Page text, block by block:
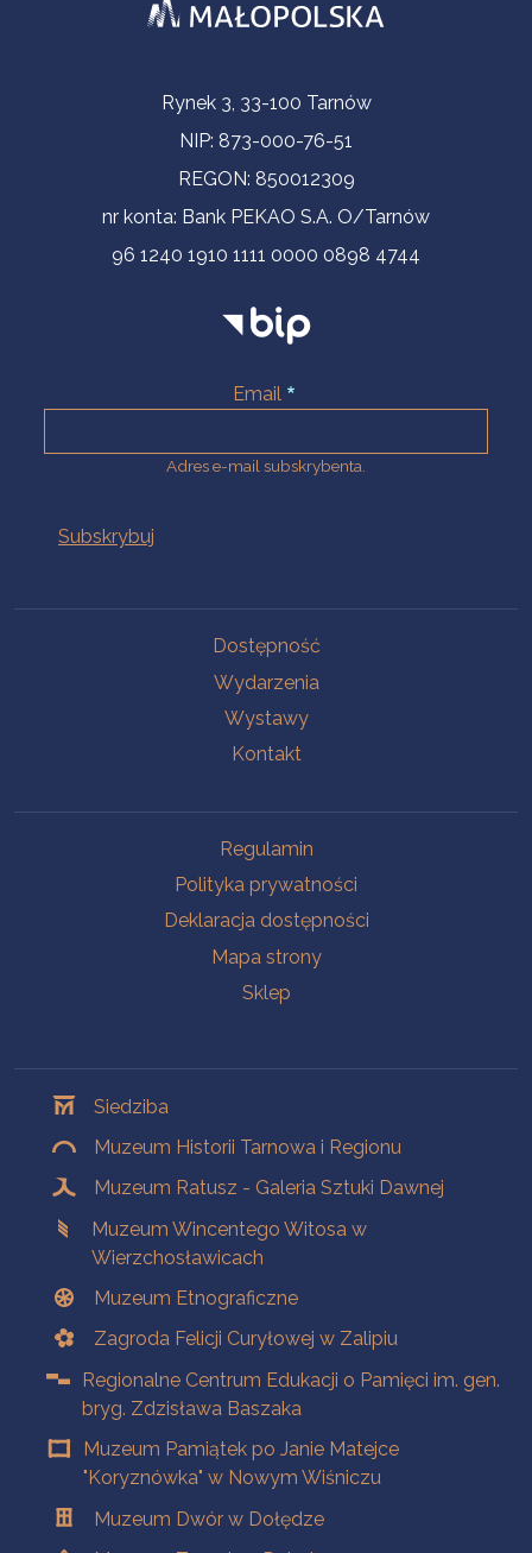
Informacje kontaktoweRynek 3, 33-100 Tarnów
NIP: 873-000-76-51
REGON: 850012309
nr konta: Bank PEKAO S.A. O/Tarnów
96 1240 1910 1111 0000 0898 4744
Email
Adres e-mail subskrybenta.
Dostępność
Wydarzenia
Wystawy
Kontakt
Regulamin
Polityka prywatności
Deklaracja dostępności
Mapa strony
Sklep
Siedziba
Muzeum Historii Tarnowa i Regionu
Muzeum Ratusz - Galeria Sztuki Dawnej
Muzeum Wincentego Witosa w
Wierzchosławicach
Muzeum Etnograficzne
Zagroda Felicji Curyłowej w Zalipiu
Regionalne Centrum Edukacji o Pamięci im. gen.
bryg. Zdzisława Baszaka
Muzeum Pamiątek po Janie Matejce
"Koryznówka" w Nowym Wiśniczu
Muzeum Dwór w Dołędze